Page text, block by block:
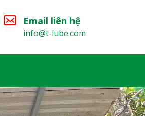
Email liên hệ
info@t-lube.com